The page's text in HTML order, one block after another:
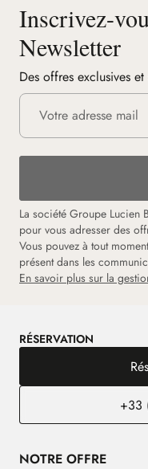
Inscrivez-
Newsletter
Des offres exclusives
La société Groupe Lucien
pour vous adresser des
Vous pouvez à tout
présent dans les
En savoir plus sur la
RÉSERVATION
+33
NOTRE OFFRE